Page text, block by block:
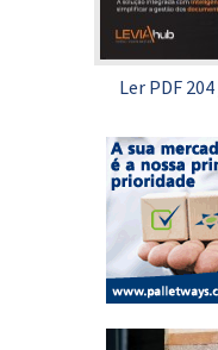
Ler PDF 204